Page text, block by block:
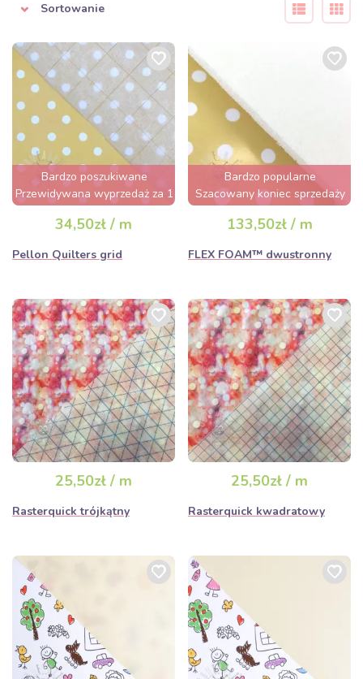
Sortowanie
Bardzo poszukiwane
Przewidywana wyprzedaż za 1
34,50zł / m
Pellon Quilters grid
Bardzo popularne
Szacowany koniec sprzedaży
133,50zł / m
FLEX FOAM™ dwustronny
25,50zł / m
Rasterquick trójkątny
25,50zł / m
Rasterquick kwadratowy